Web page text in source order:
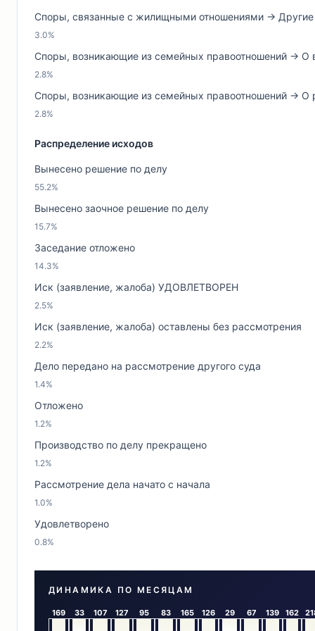
Споры, связанные с жилищными отношениями →
3.0%
Споры, возникающие из семейных правоотношений → О
2.8%
Споры, возникающие из семейных правоотношений →
2.8%
Распределение исходов
Вынесено решение по делу
55.2%
Вынесено заочное решение по делу
15.7%
Заседание отложено
14.3%
Иск (заявление, жалоба) УДОВЛЕТВОРЕН
2.5%
Иск (заявление, жалоба) оставлены без рассмотрения
2.2%
Дело передано на рассмотрение другого суда
1.4%
Отложено
1.2%
Производство по делу прекращено
1.2%
Рассмотрение дела начато с начала
1.0%
Удовлетворено
0.8%
ДИНАМИКА ПО МЕСЯЦАМ
169 33 107 127 95 83 165 126 29 67 139 162